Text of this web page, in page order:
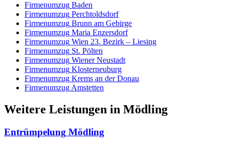
Firmenumzug Baden
Firmenumzug Perchtoldsdorf
Firmenumzug Brunn am Gebirge
Firmenumzug Maria Enzersdorf
Firmenumzug Wien 23. Bezirk – Liesing
Firmenumzug St. Pölten
Firmenumzug Wiener Neustadt
Firmenumzug Klosterneuburg
Firmenumzug Krems an der Donau
Firmenumzug Amstetten
Weitere Leistungen in Mödling
Entrümpelung Mödling